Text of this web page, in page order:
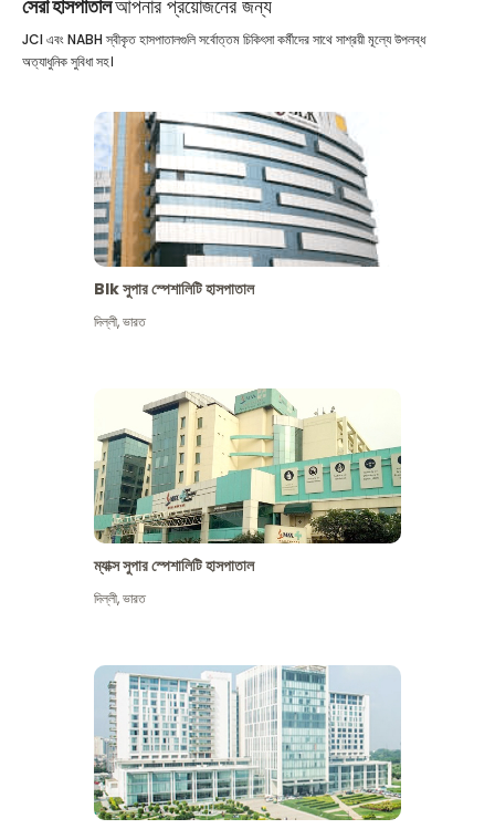
সেরা হাসপাতালআপনার প্রয়োজনের জন্য
JCI এবং NABH স্বীকৃত হাসপাতালগুলি সর্বোত্তম চিকিৎসা কর্মীদের সাথে সাশ্রয়ী মূল্যে উপলব্ধ
অত্যাধুনিক সুবিধা সহ।
Blk সুপার স্পেশালিটি হাসপাতাল
দিল্লী,ভারত
ম্যাক্স সুপার স্পেশালিটি হাসপাতাল
দিল্লী,ভারত